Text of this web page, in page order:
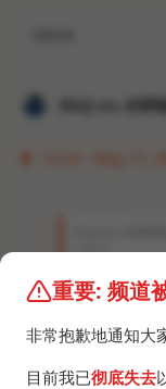
𝐙𝐆𝐐 ɪɴᴄ.的唠
￥44.5。
Minecraft for
向了好久都
要么趁现在
法。
重要: 频道
非常抱歉地通知大
目前我已彻底失去